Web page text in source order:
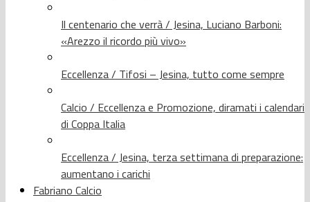
Il centenario che verrà / Jesina, Luciano Barboni:
«Arezzo il ricordo più vivo»
Eccellenza / Tifosi – Jesina, tutto come sempre
Calcio / Eccellenza e Promozione, diramati i calendari
di Coppa Italia
Eccellenza / Jesina, terza settimana di preparazione:
aumentano i carichi
Fabriano Calcio